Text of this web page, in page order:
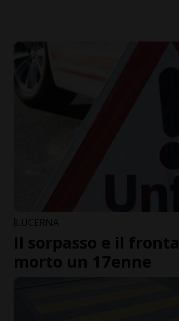
LUCERNA
Il sorpasso e il
morto un 17enne